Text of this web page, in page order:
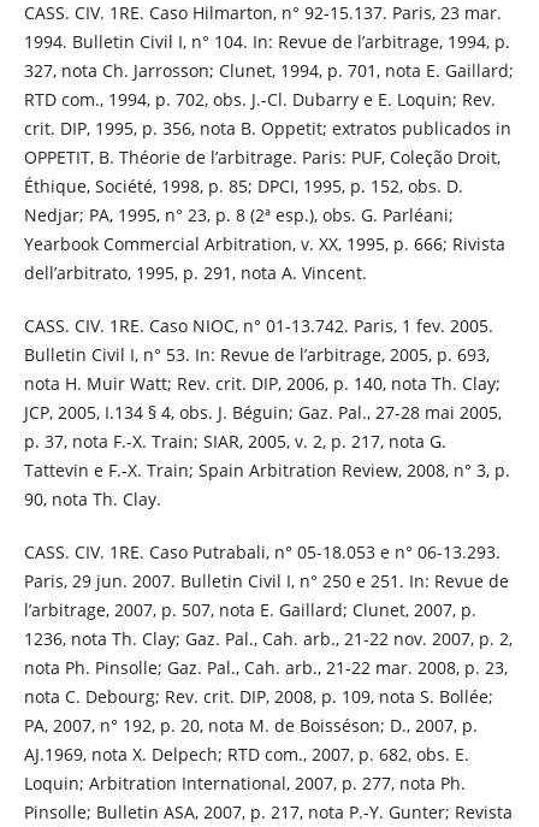
CASS. CIV. 1RE. Caso Hilmarton, n° 92-15.137. Paris, 23 mar.
1994. Bulletin Civil I, n° 104. In: Revue de l’arbitrage, 1994, p.
327, nota Ch. Jarrosson; Clunet, 1994, p. 701, nota E. Gaillard;
RTD com., 1994, p. 702, obs. J.-Cl. Dubarry e E. Loquin; Rev.
crit. DIP, 1995, p. 356, nota B. Oppetit; extratos publicados in
OPPETIT, B. Théorie de l’arbitrage. Paris: PUF, Coleção Droit,
Éthique, Société, 1998, p. 85; DPCI, 1995, p. 152, obs. D.
Nedjar; PA, 1995, n° 23, p. 8 (2ª esp.), obs. G. Parléani;
Yearbook Commercial Arbitration, v. XX, 1995, p. 666; Rivista
dell’arbitrato, 1995, p. 291, nota A. Vincent.
CASS. CIV. 1RE. Caso NIOC, n° 01-13.742. Paris, 1 fev. 2005.
Bulletin Civil I, n° 53. In: Revue de l’arbitrage, 2005, p. 693,
nota H. Muir Watt; Rev. crit. DIP, 2006, p. 140, nota Th. Clay;
JCP, 2005, I.134 § 4, obs. J. Béguin; Gaz. Pal., 27-28 mai 2005,
p. 37, nota F.-X. Train; SIAR, 2005, v. 2, p. 217, nota G.
Tattevin e F.-X. Train; Spain Arbitration Review, 2008, n° 3, p.
90, nota Th. Clay.
CASS. CIV. 1RE. Caso Putrabali, n° 05-18.053 e n° 06-13.293.
Paris, 29 jun. 2007. Bulletin Civil I, n° 250 e 251. In: Revue de
l’arbitrage, 2007, p. 507, nota E. Gaillard; Clunet, 2007, p.
1236, nota Th. Clay; Gaz. Pal., Cah. arb., 21-22 nov. 2007, p. 2,
nota Ph. Pinsolle; Gaz. Pal., Cah. arb., 21-22 mar. 2008, p. 23,
nota C. Debourg; Rev. crit. DIP, 2008, p. 109, nota S. Bollée;
PA, 2007, n° 192, p. 20, nota M. de Boisséson; D., 2007, p.
AJ.1969, nota X. Delpech; RTD com., 2007, p. 682, obs. E.
Loquin; Arbitration International, 2007, p. 277, nota Ph.
Pinsolle; Bulletin ASA, 2007, p. 217, nota P.-Y. Gunter; Revista